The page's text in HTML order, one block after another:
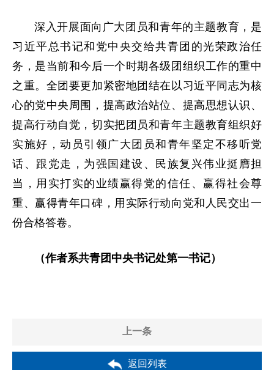
深入开展面向广大团员和青年的主题教育，是
习近平总书记和党中央交给共青团的光荣政治任
务，是当前和今后一个时期各级团组织工作的重中
之重。全团要更加紧密地团结在以习近平同志为核
心的党中央周围，提高政治站位、提高思想认识、
提高行动自觉，切实把团员和青年主题教育组织好
实施好，动员引领广大团员和青年坚定不移听党
话、跟党走，为强国建设、民族复兴伟业挺膺担
当，用实打实的业绩赢得党的信任、赢得社会尊
重、赢得青年口碑，用实际行动向党和人民交出一
份合格答卷。
（作者系共青团中央书记处第一书记）
上一条
返回列表